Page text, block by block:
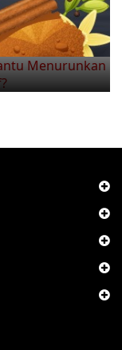
Mana